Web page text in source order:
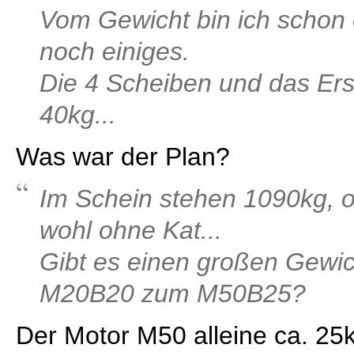
Vom Gewicht bin ich
noch einiges.
Die 4 Scheiben und das
40kg...
Was war der Plan?
Im Schein stehen 1090kg,
wohl ohne Kat...
Gibt es einen großen
M20B20 zum M50B25?
Der Motor M50 alleine ca.